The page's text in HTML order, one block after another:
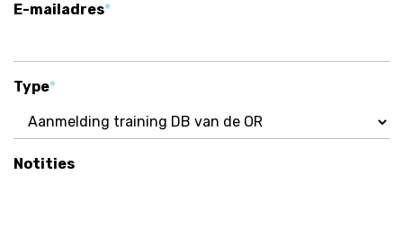
E-mailadres
Type
Notities